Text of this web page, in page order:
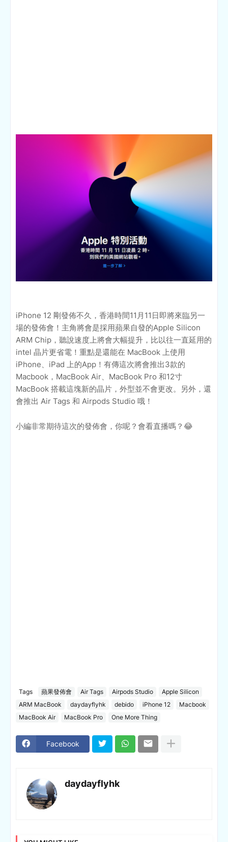
iPhone 12 剛發佈不久，香港時間11月11日即將來臨另一
場的發佈會！主角將會是採用蘋果自發的Apple Silicon
ARM Chip，聽說速度上將會大幅提升，比以往一直延用的
intel 晶片更省電！重點是還能在 MacBook 上使用
iPhone、iPad 上的App！有傳這次將會推出3款的
Macbook，MacBook Air、MacBook Pro 和12寸
MacBook 搭載這塊新的晶片，外型並不會更改。另外，還
會推出 Air Tags 和 Airpods Studio 哦！
小編非常期待這次的發佈會，你呢？會看直播嗎？😂
Tags 蘋果發佈會 Air Tags Airpods Studio
Apple Silicon
ARM MacBook
daydayflyhk debido iPhone 12
Macbook
MacBook Air
MacBook Pro One More Thing
Facebook
daydayflyhk